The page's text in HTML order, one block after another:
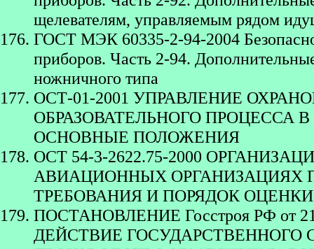
щелевателям, управляемым рядом
ГОСТ МЭК 60335-2-94-2004
приборов. Часть 2-94.
ножничного типа
ОСТ-01-2001 УПРАВЛЕНИЕ
ОБРАЗОВАТЕЛЬНОГО ПРОЦЕССА
ОСНОВНЫЕ ПОЛОЖЕНИЯ
ОСТ 54-3-2622.75-2000
АВИАЦИОННЫХ ОРГАНИЗАЦИЯХ
ТРЕБОВАНИЯ И ПОРЯДОК ОЦЕНКИ
ПОСТАНОВЛЕНИЕ Госстроя РФ от
ДЕЙСТВИЕ ГОСУДАРСТВЕННОГО